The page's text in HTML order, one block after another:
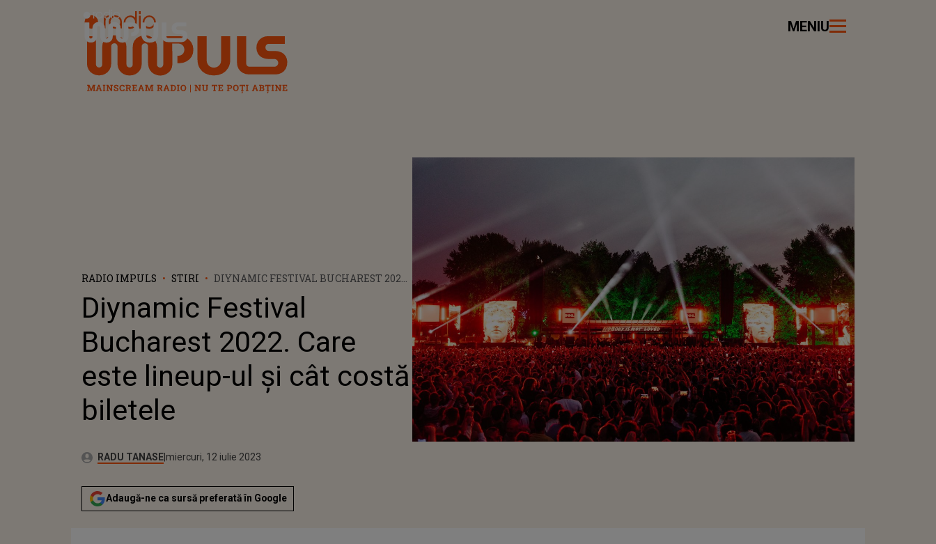
Radio Impuls MENIU
RADIO IMPULS STIRI
DIYNAMIC FESTIVAL BUCHAREST 2022.
BILETELE
Diynamic Festival
Bucharest 2022. Care
este lineup-ul şi cât costă
biletele
Autor:RADU TANASEPublicat:
marți, 12 iulie 2022
Actualizat:
miercuri, 12 iulie 2023
Adaugă-ne ca sursă preferată în Google